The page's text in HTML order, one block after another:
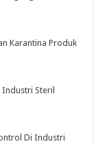
Karantina Produk
Steril
Di Industri